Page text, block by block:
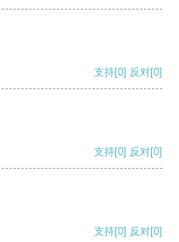
支持[0] 反对[0]
支持[0] 反对[0]
支持[0] 反对[0]